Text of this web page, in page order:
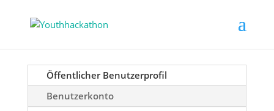
Öffentlicher Benutzerprofil
Benutzerkonto